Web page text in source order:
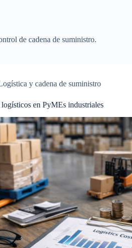
de cadena de suministro.
y cadena de suministro
logísticos en PyMEs industriales